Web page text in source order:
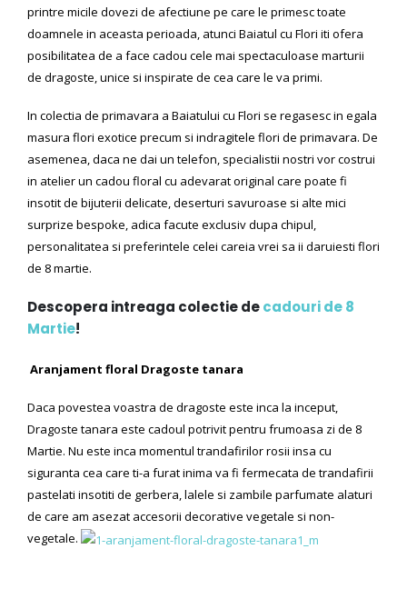
printre micile dovezi de afectiune pe care le primesc toate
doamnele in aceasta perioada, atunci Baiatul cu Flori iti ofera
posibilitatea de a face cadou cele mai spectaculoase marturii
de dragoste, unice si inspirate de cea care le va primi.
In colectia de primavara a Baiatului cu Flori se regasesc in egala
masura flori exotice precum si indragitele flori de primavara. De
asemenea, daca ne dai un telefon, specialistii nostri vor costrui
in atelier un cadou floral cu adevarat original care poate fi
insotit de bijuterii delicate, deserturi savuroase si alte mici
surprize bespoke, adica facute exclusiv dupa chipul,
personalitatea si preferintele celei careia vrei sa ii daruiesti flori
de 8 martie.
Descopera intreaga colectie decadouri de 8
Martie!
Aranjament floral Dragoste tanara
Daca povestea voastra de dragoste este inca la inceput,
Dragoste tanara este cadoul potrivit pentru frumoasa zi de 8
Martie. Nu este inca momentul trandafirilor rosii insa cu
siguranta cea care ti-a furat inima va fi fermecata de trandafirii
pastelati insotiti de gerbera, lalele si zambile parfumate alaturi
de care am asezat accesorii decorative vegetale si non-
vegetale.